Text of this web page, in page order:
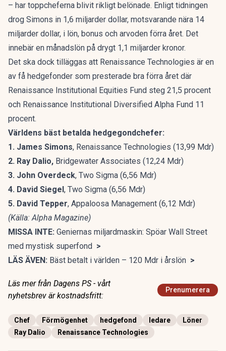
– har toppcheferna blivit rikligt belönade. Enligt tidningen
drog Simons in 1,6 miljarder dollar, motsvarande nära 14
miljarder dollar, i lön, bonus och arvoden förra året. Det
innebär en månadslön på drygt 1,1 miljarder kronor.
Det ska dock tilläggas att Renaissance Technologies är en
av få hedgefonder som presterade bra förra året där
Renaissance Institutional Equities Fund steg 21,5 procent
och Renaissance Institutional Diversified Alpha Fund 11
procent.
Världens bäst betalda hedgegondchefer:
1. James Simons, Renaissance Technologies (13,99 Mdr)
2. Ray Dalio, Bridgewater Associates (12,24 Mdr)
3. John Overdeck, Two Sigma (6,56 Mdr)
4. David Siegel, Two Sigma (6,56 Mdr)
5. David Tepper, Appaloosa Management (6,12 Mdr)
(Källa: Alpha Magazine)
MISSA INTE: Geniernas miljardmaskin: Spöar Wall Street
med mystisk superfond >
LÄS ÄVEN: Bäst betalt i världen – 120 Mdr i årslön >
Läs mer från Dagens PS - vårt
nyhetsbrev är kostnadsfritt:
Prenumerera
Chef Förmögenhet hedgefond ledare
Löner
Ray Dalio
Renaissance Technologies